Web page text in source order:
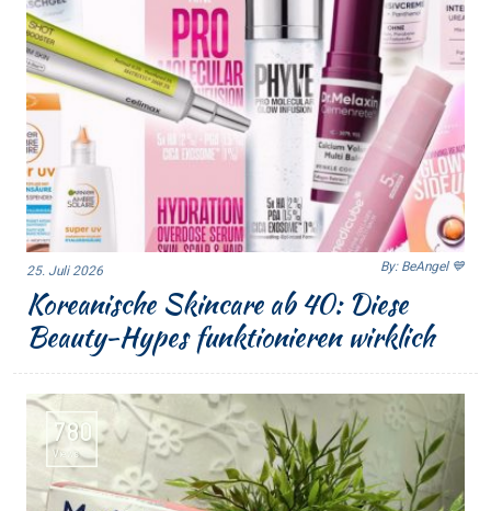
25. Juli 2026 By: BeAngel 💙
Koreanische Skincare ab 40: Diese
Beauty-Hypes funktionieren wirklich
780
Views